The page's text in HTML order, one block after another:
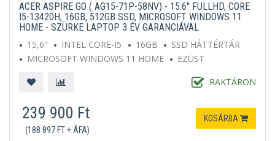
ACER ASPIRE GO ( AG15-71P-58NV) - 15.6" FULLHD, CORE
I5-13420H, 16GB, 512GB SSD, MICROSOFT WINDOWS 11
HOME - SZÜRKE LAPTOP 3 ÉV GARANCIÁVAL
15,6"
INTEL CORE-I5 16GB
SSD HÁTTÉRTÁR
MICROSOFT WINDOWS 11 HOME
EZÜST
RAKTÁRON
239 900 Ft
(188 897 FT + ÁFA)
KOSÁRBA